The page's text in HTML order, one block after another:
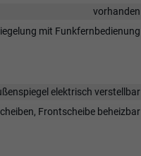
vorhanden
mit Funkfernbedienung
elektrisch verstellbar
Frontscheibe beheizbar